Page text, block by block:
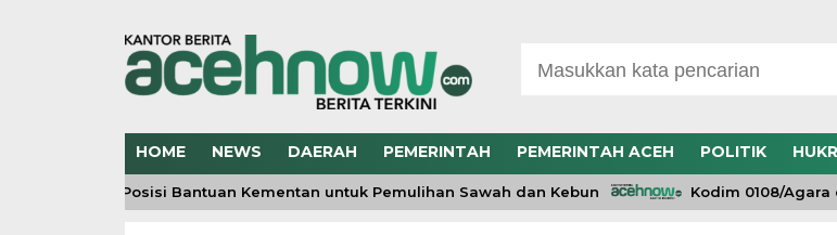
HOME NEWS DAERAH PEMERINTAH PEMERINTAH ACEH POLITIK
Jelaskan Posisi Bantuan Kementan untuk Pemulihan Sawah dan Kebun Kodim 0108/Agara dan